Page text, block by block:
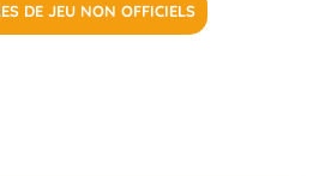
DE JEU NON OFFICIELS